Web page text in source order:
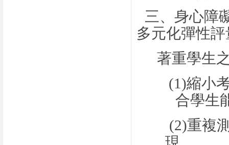
三、身心障
多元化彈性
著重學生
(1)縮小
合學生
(2)重複